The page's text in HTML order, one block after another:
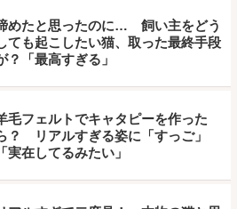
めたと思ったのに… 飼い主をどう
ても起こしたい猫、取った最終手段
？「最高すぎる」
毛フェルトでキャタピーを作った
？ リアルすぎる姿に「すっご」
「実在してるみたい」